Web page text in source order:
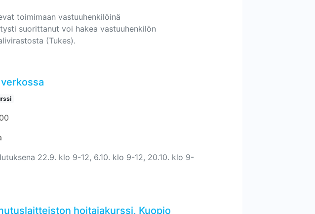
toimimaan vastuuhenkilöinä
suorittanut voi hakea vastuuhenkilön
(Tukes).
22.9. klo 9-12, 6.10. klo 9-12, 20.10. klo 9-
hoitajakurssi, Kuopio